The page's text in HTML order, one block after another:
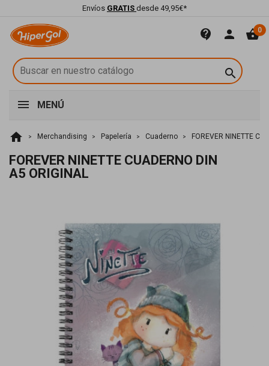
Envíos GRATIS desde 49,95€*
contact_support person shopping_basket0

MENÚ
home Merchandising Papelería Cuaderno FOREVER NINETTE
FOREVER NINETTE CUADERNO DIN
A5 ORIGINAL